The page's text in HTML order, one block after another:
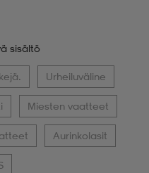
sisältö
Urheiluväline
Miesten vaatteet
Aurinkolasit